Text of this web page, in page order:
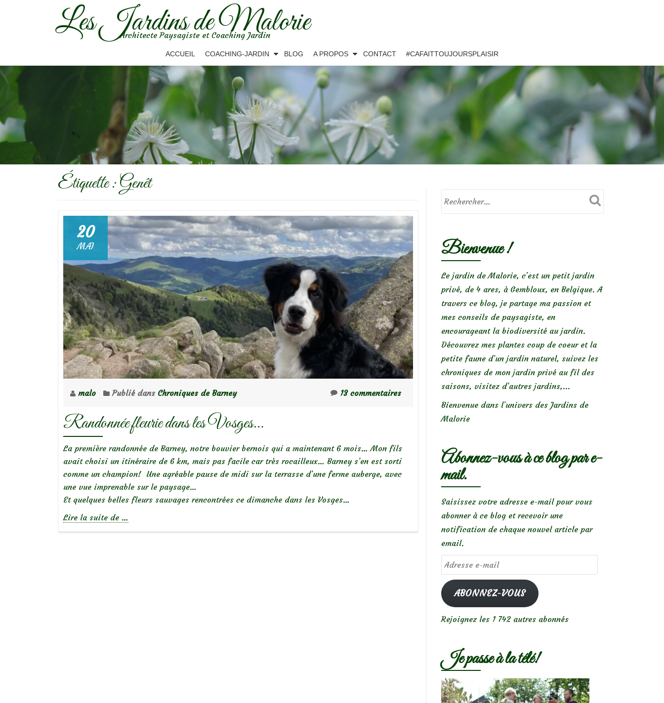
Les Jardins de Malorie
Architecte Paysagiste et Coaching Jardin
ACCUEIL COACHING-JARDIN BLOG A PROPOS CONTACT #CAFAITTOUJOURSPLAISIR
Étiquette :Genêt
20
MAI
malo Publié dans Chroniques de Barney 13 commentaires
Randonnée fleurie dans les Vosges…
La première randonnée de Barney, notre bouvier bernois qui a maintenant 6 mois… Mon fils
avait choisi un itinéraire de 6 km, mais pas facile car très rocailleux… Barney s’en est sorti
comme un champion! Une agréable pause de midi sur la terrasse d’une ferme auberge, avec
une vue imprenable sur le paysage…
Et quelques belles fleurs sauvages rencontrées ce dimanche dans les Vosges…
Lire la suite de …
Bienvenue !
Le jardin de Malorie, c'est un petit jardin
privé, de 4 ares, à Gembloux, en Belgique. A
travers ce blog, je partage ma passion et
mes conseils de paysagiste, en
encourageant la biodiversité au jardin.
Découvrez mes plantes coup de coeur et la
petite faune d’un jardin naturel, suivez les
chroniques de mon jardin privé au fil des
saisons, visitez d’autres jardins,...
Bienvenue dans l’univers des Jardins de
Malorie
Abonnez-vous à ce blog par e-
mail.
Saisissez votre adresse e-mail pour vous
abonner à ce blog et recevoir une
notification de chaque nouvel article par
email.
Adresse
e-
mailABONNEZ-VOUS
Rejoignez les 1 742 autres abonnés
Je passe à la télé!